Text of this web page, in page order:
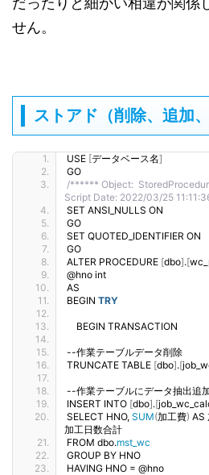
せん。
ストアド（削除、追加、
USE [データベース名]
GO
/****** Object:
Script Date: 2022/03/25
SET ANSI_NULLS ON
GO
SET QUOTED_IDENTIFIER ON
GO
ALTER PROCEDURE [dbo].[
@hno int
AS
BEGIN TRY
    BEGIN TRANSACTION
--作業テーブルデータ削除
TRUNCATE TABLE [dbo].[
--作業テーブルにデータ抽出追
INSERT INTO [dbo].[
SELECT HNO, SUM(加工費) AS
加工日数合計
FROM dbo.mst_wc
GROUP BY HNO
HAVING HNO = @hno